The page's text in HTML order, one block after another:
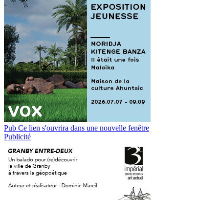
Pub Ce lien s'ouvrira dans une nouvelle fenêtre
Publicité